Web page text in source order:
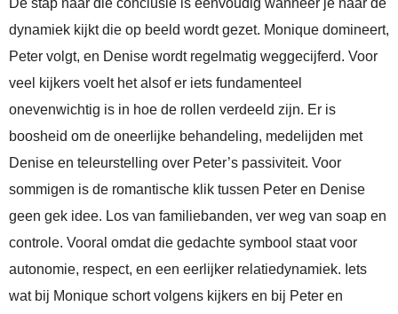
De stap naar die conclusie is eenvoudig wanneer je naar de
dynamiek kijkt die op beeld wordt gezet. Monique domineert,
Peter volgt, en Denise wordt regelmatig weggecijferd. Voor
veel kijkers voelt het alsof er iets fundamenteel
onevenwichtig is in hoe de rollen verdeeld zijn. Er is
boosheid om de oneerlijke behandeling, medelijden met
Denise en teleurstelling over Peter’s passiviteit. Voor
sommigen is de romantische klik tussen Peter en Denise
geen gek idee. Los van familiebanden, ver weg van soap en
controle. Vooral omdat die gedachte symbool staat voor
autonomie, respect, en een eerlijker relatie­dynamiek. Iets
wat bij Monique schort volgens kijkers en bij Peter en